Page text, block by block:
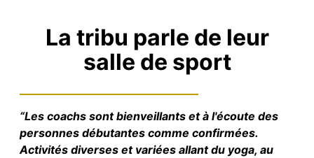
La tribu parle de leur
salle de sport
“Les coachs sont bienveillants et à l'écoute des
personnes débutantes comme confirmées.
Activités diverses et variées allant du yoga, au